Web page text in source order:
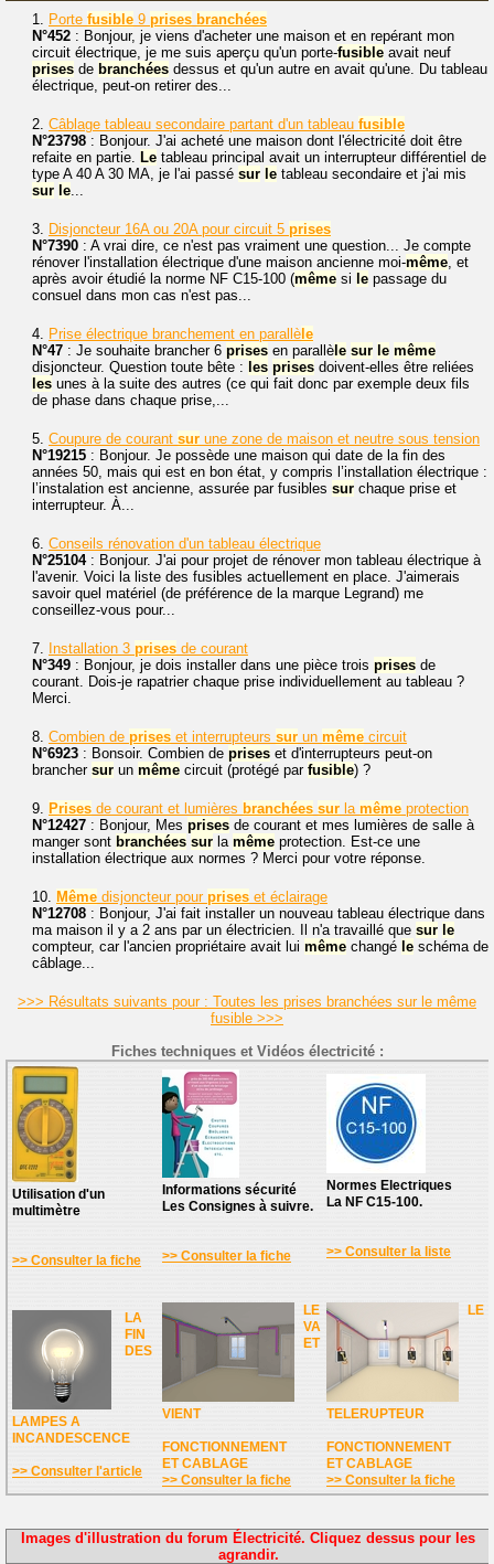
1. Porte fusible 9 prises branchées
N°452 : Bonjour, je viens d'acheter une maison et en repérant mon
circuit électrique, je me suis aperçu qu'un porte-fusible avait neuf
prises de branchées dessus et qu'un autre en avait qu'une. Du tableau
électrique, peut-on retirer des...
2. Câblage tableau secondaire partant d'un tableau fusible
N°23798 : Bonjour. J'ai acheté une maison dont l'électricité doit être
refaite en partie. Le tableau principal avait un interrupteur différentiel de
type A 40 A 30 MA, je l'ai passé sur le tableau secondaire et j'ai mis
sur le...
3. Disjoncteur 16A ou 20A pour circuit 5 prises
N°7390 : A vrai dire, ce n'est pas vraiment une question... Je compte
rénover l'installation électrique d'une maison ancienne moi-même, et
après avoir étudié la norme NF C15-100 (même si le passage du
consuel dans mon cas n'est pas...
4. Prise électrique branchement en parallè le
N°47 : Je souhaite brancher 6 prises en parallè le sur le même
disjoncteur. Question toute bête : les prises doivent-elles être reliées
les unes à la suite des autres (ce qui fait donc par exemple deux fils
de phase dans chaque prise,...
5. Coupure de courant sur une zone de maison et neutre sous tension
N°19215 : Bonjour. Je possède une maison qui date de la fin des
années 50, mais qui est en bon état, y compris l’installation électrique :
l’instalation est ancienne, assurée par fusibles sur chaque prise et
interrupteur. À...
6. Conseils rénovation d'un tableau électrique
N°25104: Bonjour. J'ai pour projet de rénover mon tableau électrique à
l'avenir. Voici la liste des fusibles actuellement en place. J'aimerais
savoir quel matériel (de préférence de la marque Legrand) me
conseillez-vous pour...
7. Installation 3 prises de courant
N°349 : Bonjour, je dois installer dans une pièce trois prises de
courant. Dois-je rapatrier chaque prise individuellement au tableau ?
Merci.
8. Combien de prises et interrupteurs sur un même circuit
N°6923 : Bonsoir. Combien de prises et d'interrupteurs peut-on
brancher sur un même circuit (protégé par fusible) ?
9. Prises de courant et lumières branchées sur la même protection
N°12427 : Bonjour, Mes prises de courant et mes lumières de salle à
manger sont branchées sur la même protection. Est-ce une
installation électrique aux normes ? Merci pour votre réponse.
10. Même disjoncteur pour prises et éclairage
N°12708 : Bonjour, J'ai fait installer un nouveau tableau électrique dans
ma maison il y a 2 ans par un électricien. Il n'a travaillé que sur le
compteur, car l'ancien propriétaire avait lui même changé le schéma de
câblage...
>>> Résultats suivants pour : Toutes les prises branchées sur le même
fusible >>>
Fiches techniques et Vidéos électricité :
Utilisation d'un
multimètre
>> Consulter la fiche
Informations sécurité
Les Consignes à suivre.
>> Consulter la fiche
Normes Electriques
La NF C15-100.
>> Consulter la liste
LA
FIN
DES
LAMPES A
INCANDESCENCE
>> Consulter l'article
LE
VA
ET
VIENT
FONCTIONNEMENT
ET CABLAGE
>> Consulter la fiche
LE
TELERUPTEUR
FONCTIONNEMENT
ET CABLAGE
>> Consulter la fiche
Images d'illustration du forum Électricité. Cliquez dessus pour les
agrandir.